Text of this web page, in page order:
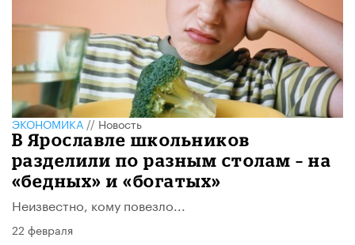
ЭКОНОМИКА//Новость
В Ярославле школьников
разделили по разным столам – на
«бедных» и «богатых»
Неизвестно, кому повезло...
22 февраля